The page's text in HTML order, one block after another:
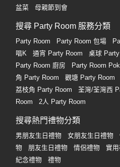
盆菜
母親節到會
搜尋 Party Room 服務分類
Party Room Party Room 包場
唱K
通宵 Party Room 桌球
Party Room 廚房
Party Room
角 Party Room
觀塘 Party Room
荔枝角 Party Room
荃灣/荃灣西
Room
2人 Party Room
搜尋熱門禮物分類
男朋友生日禮物 女朋友生日禮物
物
朋友生日禮物 情侶禮物 實
紀念禮物
禮物